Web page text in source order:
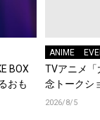
BOX
おも
ANIME
TVアニメ
念トークシ
2026/8/5